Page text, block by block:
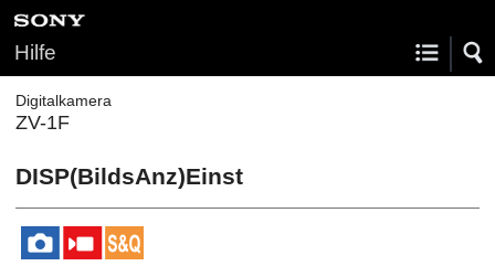
Hilfe
Digitalkamera
ZV-1F
DISP(BildsAnz)Einst